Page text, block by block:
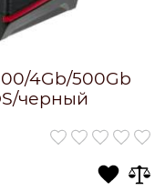
4Gb/500Gb
черный